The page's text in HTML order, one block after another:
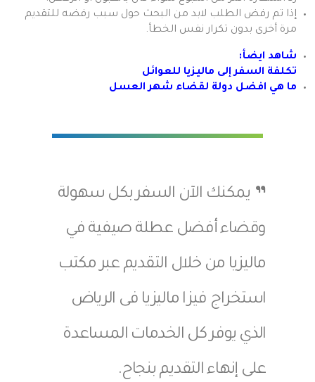
إذا تم رفض الطلب لابد من البحث حول سبب رفضه للتقديم
مرة أخرى بدون تكرار نفس الخطأ.
شاهد ايضأ:
تكلفة السفر إلى ماليزيا للعوائل
ما هي افضل دولة لقضاء شهر العسل
يمكنك الآن السفر بكل سهولة
وقضاء أفضل عطلة صيفية في
ماليزيا من خلال التقديم عبر مكتب
استخراج فيزا ماليزيا فى الرياض
الذي يوفر كل الخدمات المساعدة
على إنهاء التقديم بنجاح.